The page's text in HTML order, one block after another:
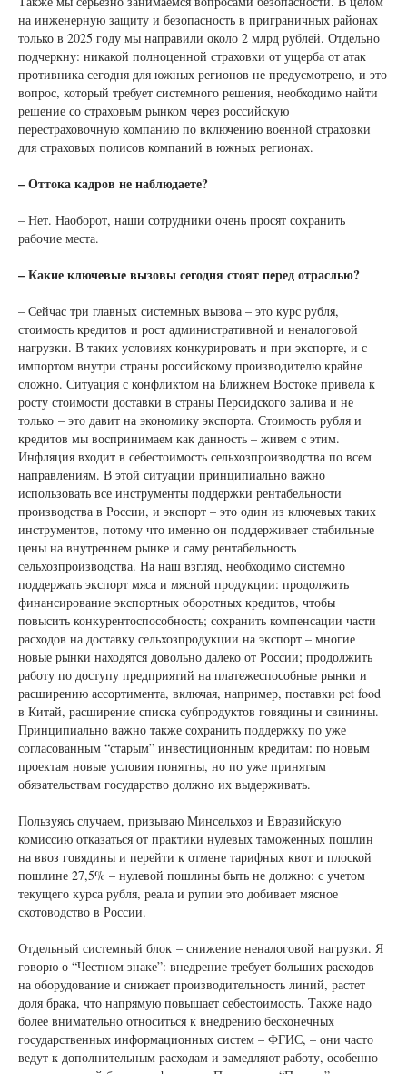
на инженерную защиту и безопасность в приграничных районах
только в 2025 году мы направили около 2 млрд рублей. Отдельно
подчеркну: никакой полноценной страховки от ущерба от атак
противника сегодня для южных регионов не предусмотрено, и это
вопрос, который требует системного решения, необходимо найти
решение со страховым рынком через российскую
перестраховочную компанию по включению военной страховки
для страховых полисов компаний в южных регионах.
– Оттока кадров не наблюдаете?
– Нет. Наоборот, наши сотрудники очень просят сохранить
рабочие места.
– Какие ключевые вызовы сегодня стоят перед отраслью?
– Сейчас три главных системных вызова – это курс рубля,
стоимость кредитов и рост административной и неналоговой
нагрузки. В таких условиях конкурировать и при экспорте, и с
импортом внутри страны российскому производителю крайне
сложно. Ситуация с конфликтом на Ближнем Востоке привела к
росту стоимости доставки в страны Персидского залива и не
только – это давит на экономику экспорта. Стоимость рубля и
кредитов мы воспринимаем как данность – живем с этим.
Инфляция входит в себестоимость сельхозпроизводства по всем
направлениям. В этой ситуации принципиально важно
использовать все инструменты поддержки рентабельности
производства в России, и экспорт – это один из ключевых таких
инструментов, потому что именно он поддерживает стабильные
цены на внутреннем рынке и саму рентабельность
сельхозпроизводства. На наш взгляд, необходимо системно
поддержать экспорт мяса и мясной продукции: продолжить
финансирование экспортных оборотных кредитов, чтобы
повысить конкурентоспособность; сохранить компенсации части
расходов на доставку сельхозпродукции на экспорт – многие
новые рынки находятся довольно далеко от России; продолжить
работу по доступу предприятий на платежеспособные рынки и
расширению ассортимента, включая, например, поставки pet food
в Китай, расширение списка субпродуктов говядины и свинины.
Принципиально важно также сохранить поддержку по уже
согласованным “старым” инвестиционным кредитам: по новым
проектам новые условия понятны, но по уже принятым
обязательствам государство должно их выдерживать.
Пользуясь случаем, призываю Минсельхоз и Евразийскую
комиссию отказаться от практики нулевых таможенных пошлин
на ввоз говядины и перейти к отмене тарифных квот и плоской
пошлине 27,5% – нулевой пошлины быть не должно: с учетом
текущего курса рубля, реала и рупии это добивает мясное
скотоводство в России.
Отдельный системный блок – снижение неналоговой нагрузки. Я
говорю о “Честном знаке”: внедрение требует больших расходов
на оборудование и снижает производительность линий, растет
доля брака, что напрямую повышает себестоимость. Также надо
более внимательно относиться к внедрению бесконечных
государственных информационных систем – ФГИС, – они часто
ведут к дополнительным расходам и замедляют работу, особенно